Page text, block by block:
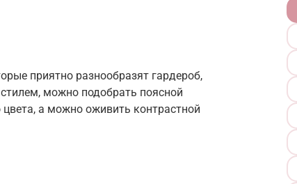
приятно разнообразят гардероб,
можно подобрать поясной
а можно оживить контрастной